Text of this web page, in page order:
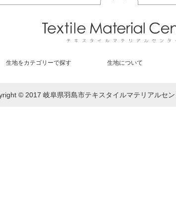
生地をカテゴリーで探す 生地について
© 2017 岐阜県羽島市テキスタイルマテリアルセ